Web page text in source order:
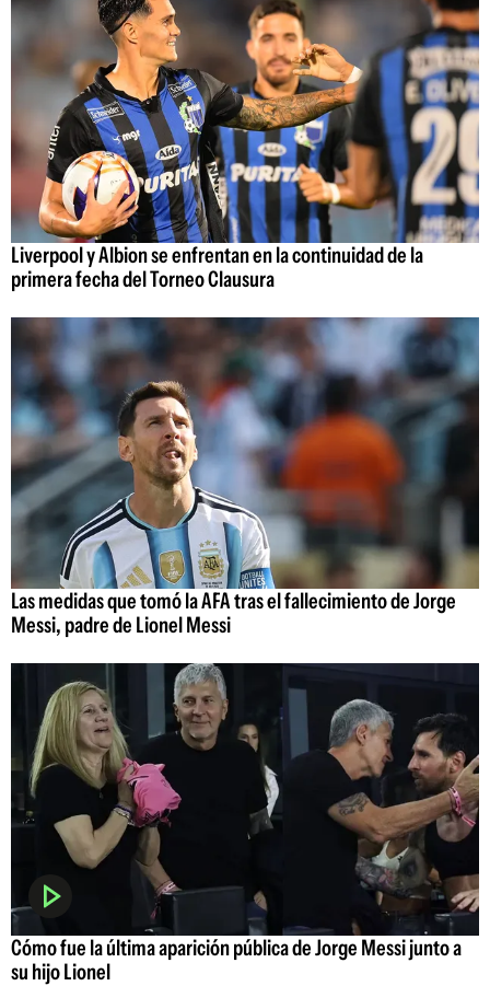
Liverpool y Albion se enfrentan en la continuidad de la
primera fecha del Torneo Clausura
Las medidas que tomó la AFA tras el fallecimiento de Jorge
Messi, padre de Lionel Messi
Cómo fue la última aparición pública de Jorge Messi junto a
su hijo Lionel